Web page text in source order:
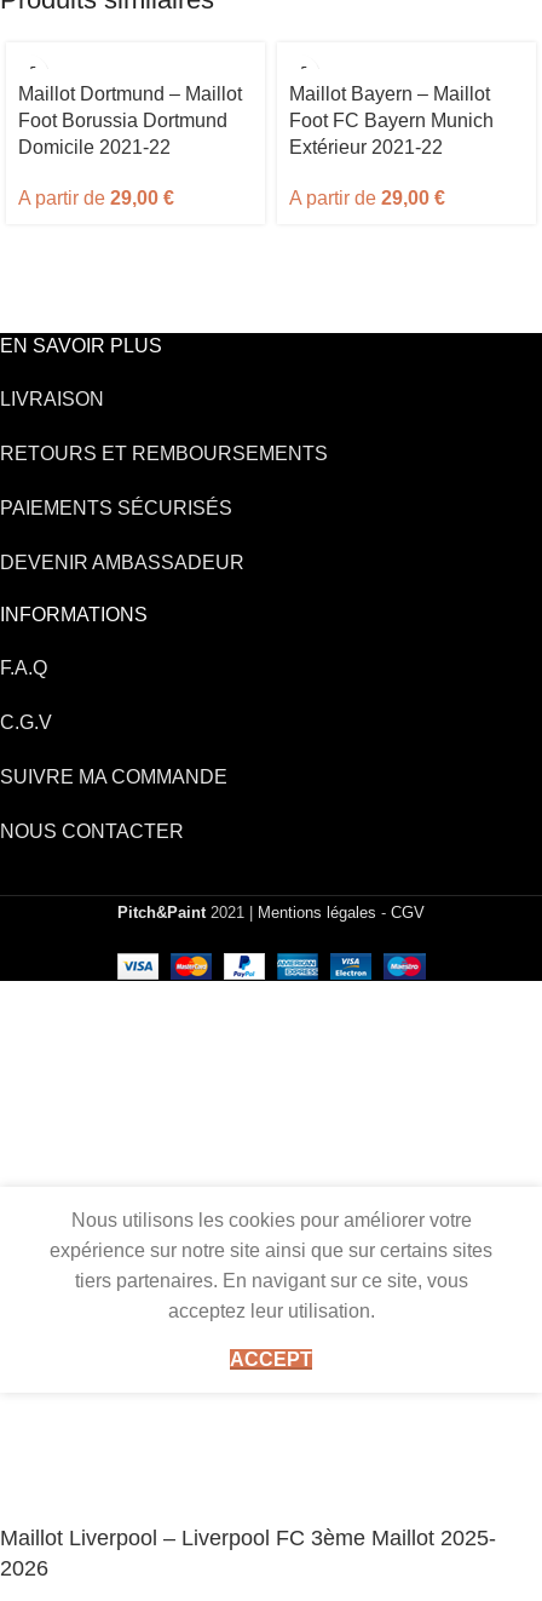
Maillot Dortmund – Maillot
Foot Borussia Dortmund
Domicile 2021-22
A partir de 29,00 €
Maillot Bayern – Maillot
Foot FC Bayern Munich
Extérieur 2021-22
A partir de 29,00 €
EN SAVOIR PLUS
LIVRAISON
RETOURS ET REMBOURSEMENTS
PAIEMENTS SÉCURISÉS
DEVENIR AMBASSADEUR
INFORMATIONS
F.A.Q
C.G.V
SUIVRE MA COMMANDE
NOUS CONTACTER
Pitch&Paint 2021 | Mentions légales - CGV
Nous utilisons les cookies pour améliorer votre
expérience sur notre site ainsi que sur certains sites
tiers partenaires. En navigant sur ce site, vous
acceptez leur utilisation.
ACCEPT
Maillot Liverpool – Liverpool FC 3ème Maillot 2025-
2026